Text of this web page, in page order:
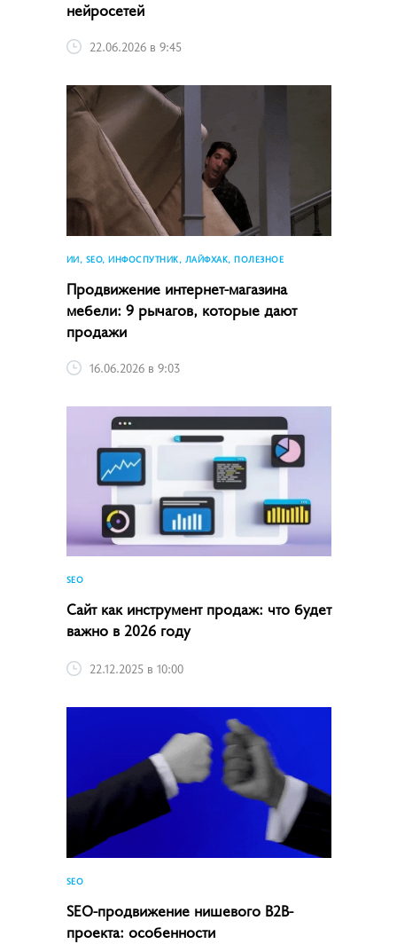
нейросетей
22.06.2026 в 9:45
ИИ, SEO, ИНФОСПУТНИК, ЛАЙФХАК, ПОЛЕЗНОЕ
Продвижение интернет-магазина
мебели: 9 рычагов, которые дают
продажи
16.06.2026 в 9:03
SEO
Сайт как инструмент продаж: что будет
важно в 2026 году
22.12.2025 в 10:00
SEO
SEO-продвижение нишевого B2B-
проекта: особенности